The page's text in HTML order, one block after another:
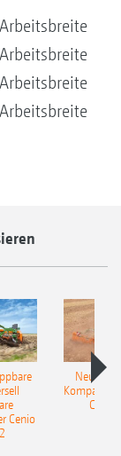
Cenio
Neue